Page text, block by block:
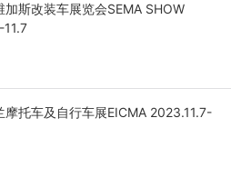
加斯改装车展览会SEMA SHOW
11.7
摩托车及自行车展EICMA 2023.11.7-